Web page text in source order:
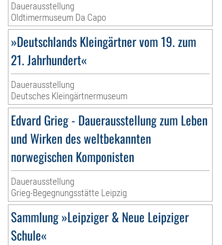
Dauerausstellung
Oldtimermuseum Da Capo
»Deutschlands Kleingärtner vom 19. zum
21. Jahrhundert«
Dauerausstellung
Deutsches Kleingärtnermuseum
Edvard Grieg - Dauerausstellung zum Leben
und Wirken des weltbekannten
norwegischen Komponisten
Dauerausstellung
Grieg-Begegnungsstätte Leipzig
Sammlung »Leipziger & Neue Leipziger
Schule«